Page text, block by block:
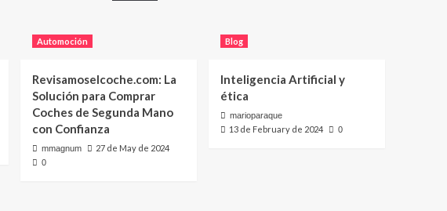
Automoción
Revisamoselcoche.com: La
Solución para Comprar
Coches de Segunda Mano
con Confianza
mmagnum 27 de May de 2024
0
Blog
Inteligencia Artificial y
ética
marioparaque
13 de February de 2024 0